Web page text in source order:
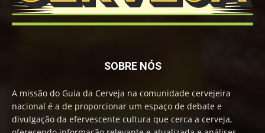
SOBRE NÓS
A missão do Guia da Cerveja na comunidade cervejeira
nacional é a de proporcionar um espaço de debate e
divulgação da efervescente cultura que cerca a cerveja,